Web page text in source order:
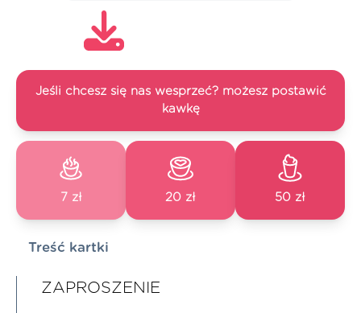
Jeśli chcesz się nas wesprzeć? możesz postawić
kawkę
7 zł 20 zł 50 zł
Treść kartki
ZAPROSZENIE